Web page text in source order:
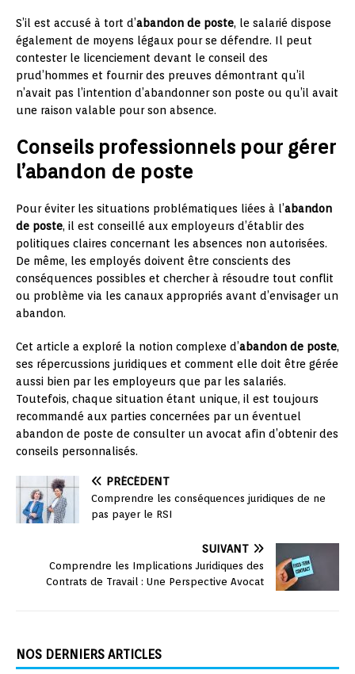
S’il est accusé à tort d’abandon de poste, le salarié dispose
également de moyens légaux pour se défendre. Il peut
contester le licenciement devant le conseil des
prud’hommes et fournir des preuves démontrant qu’il
n’avait pas l’intention d’abandonner son poste ou qu’il avait
une raison valable pour son absence.
Conseils professionnels pour gérer
l’abandon de poste
Pour éviter les situations problématiques liées à l’abandon
de poste, il est conseillé aux employeurs d’établir des
politiques claires concernant les absences non autorisées.
De même, les employés doivent être conscients des
conséquences possibles et chercher à résoudre tout conflit
ou problème via les canaux appropriés avant d’envisager un
abandon.
Cet article a exploré la notion complexe d’abandon de poste,
ses répercussions juridiques et comment elle doit être gérée
aussi bien par les employeurs que par les salariés.
Toutefois, chaque situation étant unique, il est toujours
recommandé aux parties concernées par un éventuel
abandon de poste de consulter un avocat afin d’obtenir des
conseils personnalisés.
PRÉCÉDENT
Comprendre les conséquences juridiques de ne
pas payer le RSI
SUIVANT
Comprendre les Implications Juridiques des
Contrats de Travail : Une Perspective Avocat
NOS DERNIERS ARTICLES